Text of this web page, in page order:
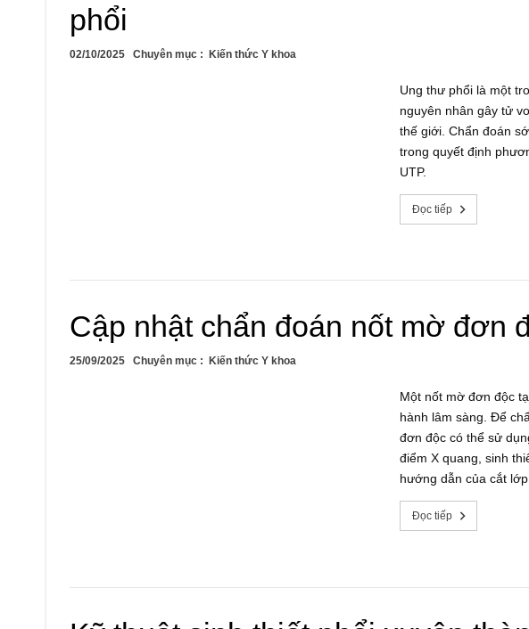
phổi
02/10/2025 Chuyên mục : Kiến thức Y khoa
Ung thư phổi là một
nguyên nhân gây tử
thế giới. Chẩn đoán
trong quyết định
UTP.
Đọc tiếp
Cập nhật chẩn đoán nốt mờ đơn
25/09/2025 Chuyên mục : Kiến thức Y khoa
Một nốt mờ đơn độc
hành lâm sàng. Để
đơn độc có thể sử
điểm X quang, sinh
hướng dẫn của cắt
Đọc tiếp